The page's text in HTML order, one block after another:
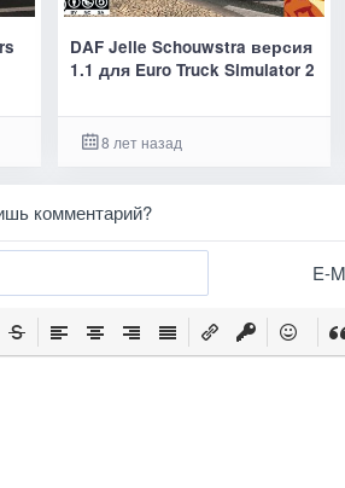
DAF Jelle Schouwstra версия
1.1 для Euro Truck Simulator 2
8 лет назад
комментарий?
E-